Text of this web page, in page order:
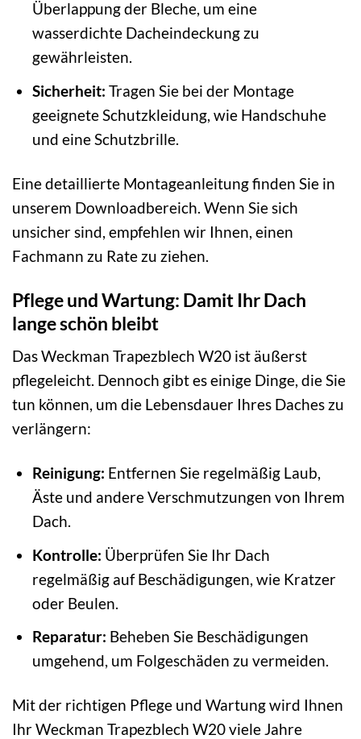
Überlappung der Bleche, um eine
wasserdichte Dacheindeckung zu
gewährleisten.
Sicherheit: Tragen Sie bei der Montage
geeignete Schutzkleidung, wie Handschuhe
und eine Schutzbrille.
Eine detaillierte Montageanleitung finden Sie in
unserem Downloadbereich. Wenn Sie sich
unsicher sind, empfehlen wir Ihnen, einen
Fachmann zu Rate zu ziehen.
Pflege und Wartung: Damit Ihr Dach
lange schön bleibt
Das Weckman Trapezblech W20 ist äußerst
pflegeleicht. Dennoch gibt es einige Dinge, die Sie
tun können, um die Lebensdauer Ihres Daches zu
verlängern:
Reinigung: Entfernen Sie regelmäßig Laub,
Äste und andere Verschmutzungen von Ihrem
Dach.
Kontrolle: Überprüfen Sie Ihr Dach
regelmäßig auf Beschädigungen, wie Kratzer
oder Beulen.
Reparatur: Beheben Sie Beschädigungen
umgehend, um Folgeschäden zu vermeiden.
Mit der richtigen Pflege und Wartung wird Ihnen
Ihr Weckman Trapezblech W20 viele Jahre